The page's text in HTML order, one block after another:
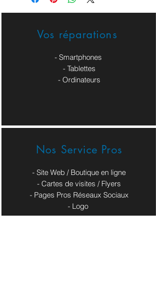
Vos réparations
- Smartphones
- Tablettes
- Ordinateurs
Nos Service Pros
- Site Web / Boutique en ligne
- Cartes de visites / Flyers
- Pages Pros Réseaux Sociaux
​- Logo